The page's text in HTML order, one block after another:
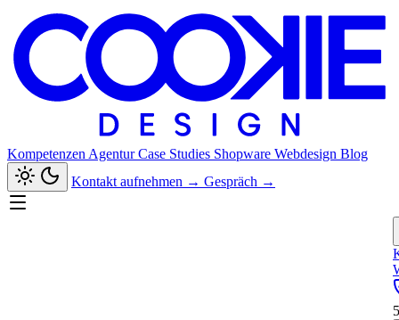
Kompetenzen AgenturCase Studies Shopware Webdesign Blog
Kontakt aufnehmen → Gespräch →